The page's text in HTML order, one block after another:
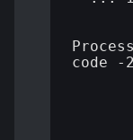
code -2